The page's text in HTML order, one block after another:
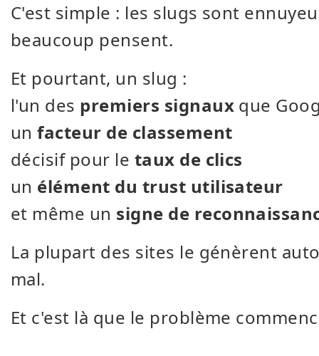
C'est simple : les slugs sont
beaucoup pensent.
Et pourtant, un slug :
l'un des premiers signaux que
unfacteur de classement
décisif pour le taux de clics
un élément du trust utilisateur
et même un signe de
La plupart des sites le génèrent
mal.
Et c'est là que le problème